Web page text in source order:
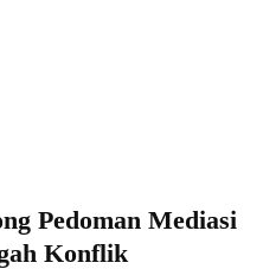
Pedoman Mediasi
Konflik